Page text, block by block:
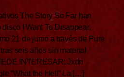
The Story So Far han
I Want To Disappear,
21 de junio a través de Pure
seis años sin material
INTERESAR: Jxdn
“What the Hell” La […]